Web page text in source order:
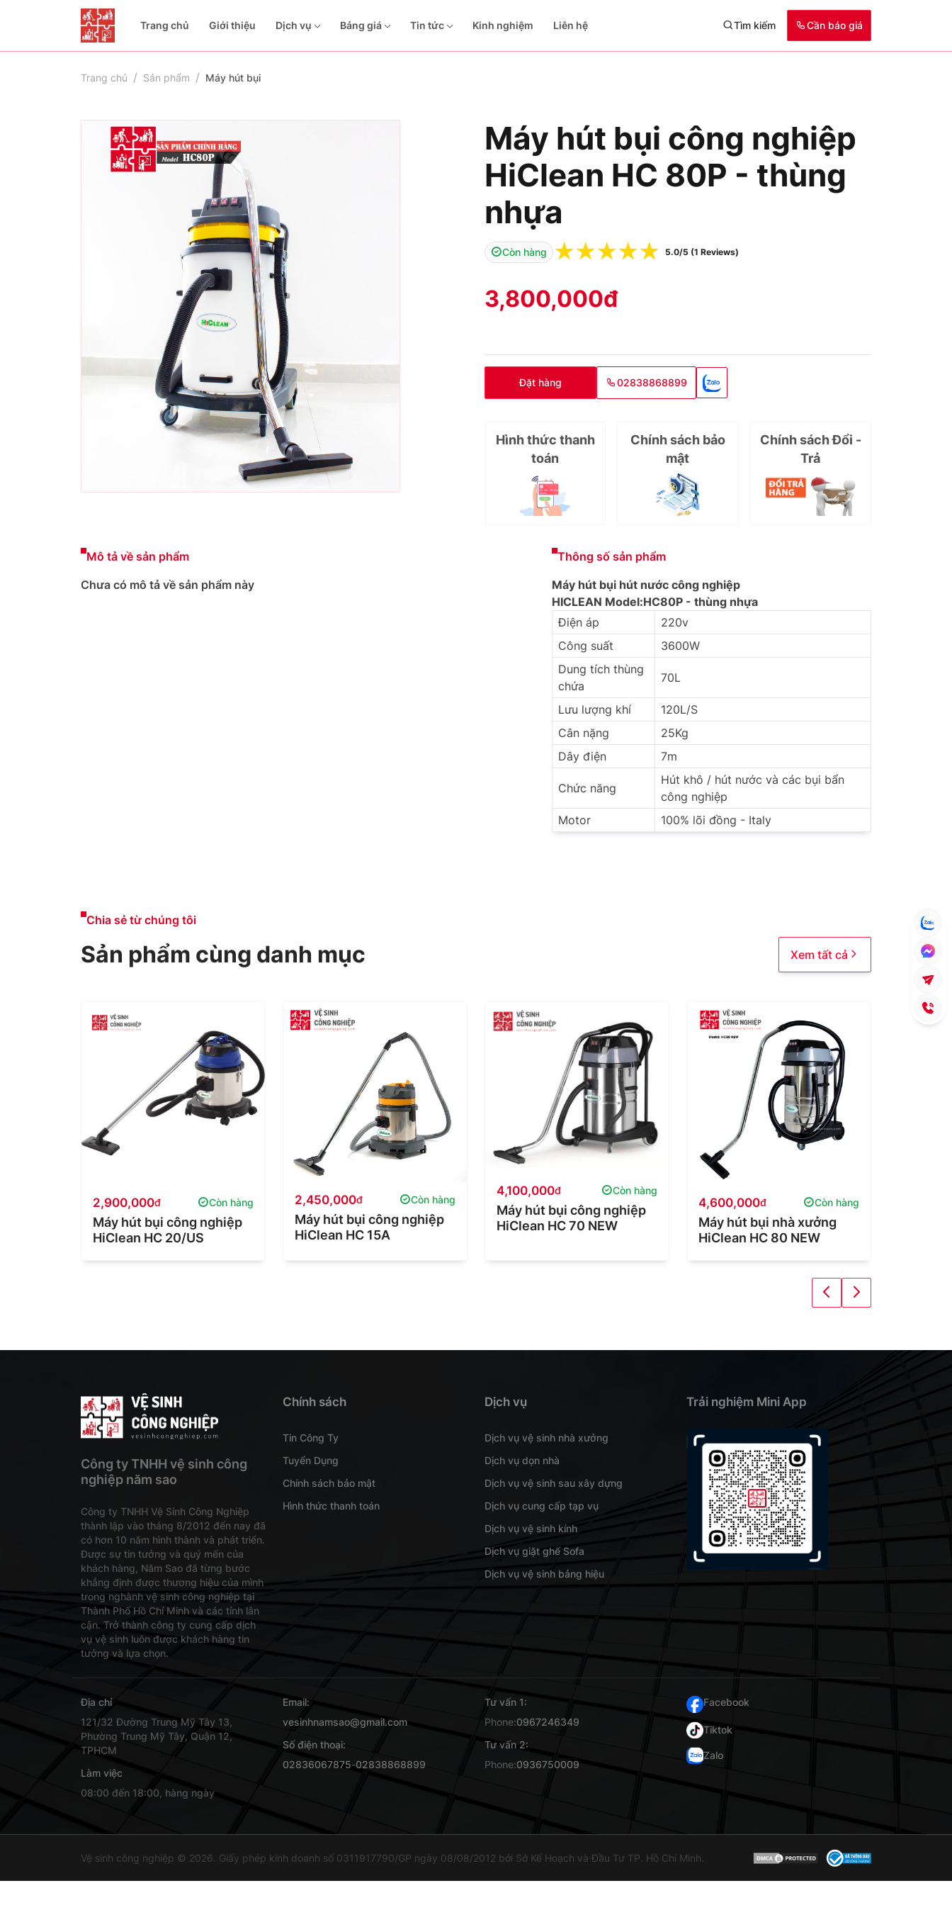
Trang chủ Giới thiệu Dịch vụ Bảng giá Tin tức Kinh nghiệm Liên hệ Tìm kiếm Cần báo giá
Trang chủ Sản phẩm Máy hút bụi
Máy hút bụi công nghiệp
HiClean HC 80P - thùng
nhựa
Còn hàng ☆
☆
☆
☆
☆ 5.0/5 (1 Reviews)
3,800,000đ
Đặt hàng 02838868899
Hình thức thanh
toán
Chính sách bảo
mật
Chính sách Đổi -
Trả
Mô tả về sản phẩm
Chưa có mô tả về sản phẩm này
Thông số sản phẩm
Máy hút bụi hút nước công nghiệp
HICLEAN Model:HC80P - thùng nhựa
Điện áp
220v
Công suất
3600W
Dung tích thùng
chứa
70L
Lưu lượng khí
120L/S
Cân nặng
25Kg
Dây điện
7m
Chức năng
Hút khô / hút nước và các bụi bẩn
công nghiệp
Motor
100% lõi đồng - Italy
Chia sẻ từ chúng tôi
Sản phẩm cùng danh mục Xem tất cả
2,900,000đ Còn hàng
Máy hút bụi công nghiệp
HiClean HC 20/US
2,450,000đ Còn hàng
Máy hút bụi công nghiệp
HiClean HC 15A
4,100,000đ Còn hàng
Máy hút bụi công nghiệp
HiClean HC 70 NEW
4,600,000đ Còn hàng
Máy hút bụi nhà xưởng
HiClean HC 80 NEW
Công ty TNHH vệ sinh công
nghiệp năm sao
Công ty TNHH Vệ Sinh Công Nghiệp
thành lập vào tháng 8/2012 đến nay đã
có hơn 10 năm hình thành và phát triển.
Được sự tin tưởng và quý mến của
khách hàng, Năm Sao đã từng bước
khẳng định được thương hiệu của mình
trong nghành vệ sinh công nghiệp tại
Thành Phố Hồ Chí Minh và các tỉnh lân
cận. Trở thành công ty cung cấp dịch
vụ vệ sinh luôn được khách hàng tin
tưởng và lựa chọn.
Chính sách
Tin Công Ty
Tuyển Dụng
Chính sách bảo mật
Hình thức thanh toán
Dịch vụ
Dịch vụ vệ sinh nhà xưởng
Dịch vụ dọn nhà
Dịch vụ vệ sinh sau xây dựng
Dịch vụ cung cấp tạp vụ
Dịch vụ vệ sinh kính
Dịch vụ giặt ghế Sofa
Dịch vụ vệ sinh bảng hiệu
Trải nghiệm Mini App
Địa chỉ
121/32 Đường Trung Mỹ Tây 13,
Phường Trung Mỹ Tây, Quận 12,
TPHCM
Làm việc
08:00 đến 18:00, hàng ngày
Email:
vesinhnamsao@gmail.com
Số điện thoại:
02836067875-02838868899
Tư vấn 1:
Phone:0967246349
Tư vấn 2:
Phone:0936750009
Facebook
Tiktok
Zalo
Vệ sinh công nghiệp © 2026. Giấy phép kinh doanh số 0311917790/GP ngày 08/08/2012 bởi Sở Kế Hoạch và Đầu Tư TP. Hồ Chí Minh.